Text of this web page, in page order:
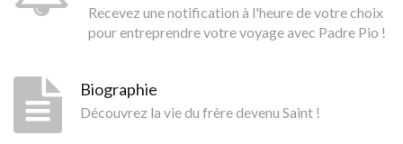
Recevez une notification à l'heure de votre choix
pour entreprendre votre voyage avec Padre Pio !
Biographie
Découvrez la vie du frère devenu Saint !